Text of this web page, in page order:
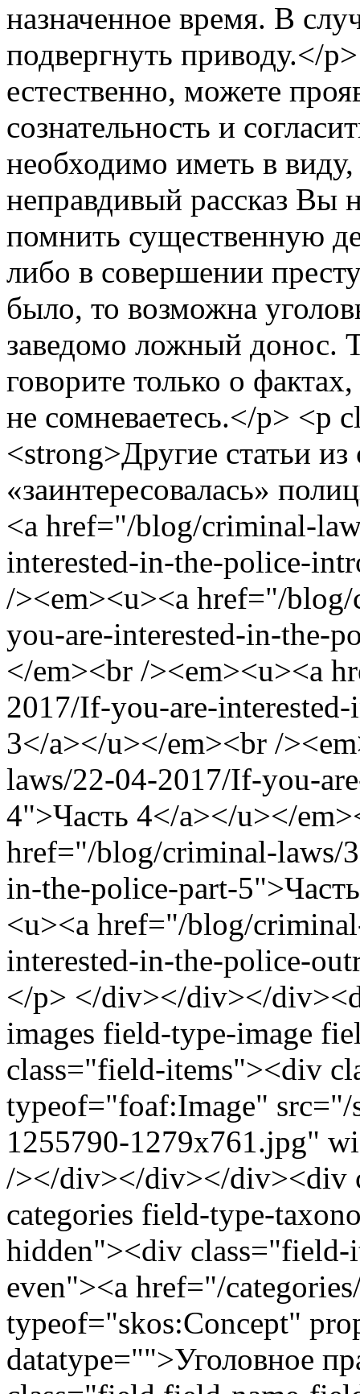
назначенное время. В
подвергнуть приводу.</
естественно, можете
сознательность и
необходимо иметь в виду,
неправдивый рассказ Вы
помнить существенную
либо в совершении
было, то возможна
заведомо ложный донос.
говорите только о
не сомневаетесь.</p> <p
<strong>Другие статьи
«заинтересовалась»
<a href="/blog/criminal-
interested-in-the-police-
/><em><u><a href="/
you-are-interested-in-the-
</em><br /><em><u><a
2017/If-you-are-
3</a></u></em><br /
laws/22-04-2017/If-you-
4">Часть 4</a></u></
href="/blog/criminal-laws/
in-the-police-part-
<u><a href="/blog/
interested-in-the-police-
</p> </div></div></
images field-type-image
class="field-items"><div
typeof="foaf:Image"
1255790-1279x761.jpg"
/></div></div></div><div
categories field-type-
hidden"><div
even"><a href="/
typeof="skos:Concept"
datatype="">Уголовное